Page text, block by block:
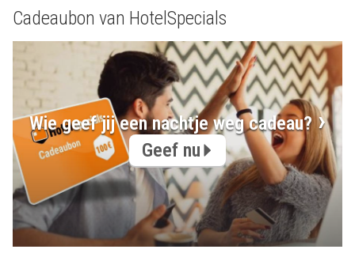
Cadeaubon van HotelSpecials
Wie geef jij een nachtje weg cadeau?
Geef nu